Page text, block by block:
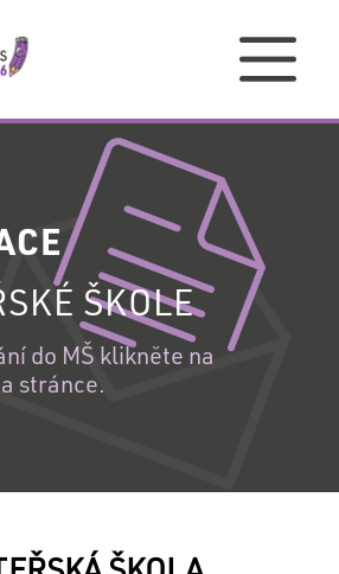
ŠKOLE
do MŠ klikněte na
stránce.